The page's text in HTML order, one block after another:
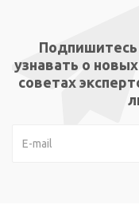
Подпишитесь
узнавать о
советах